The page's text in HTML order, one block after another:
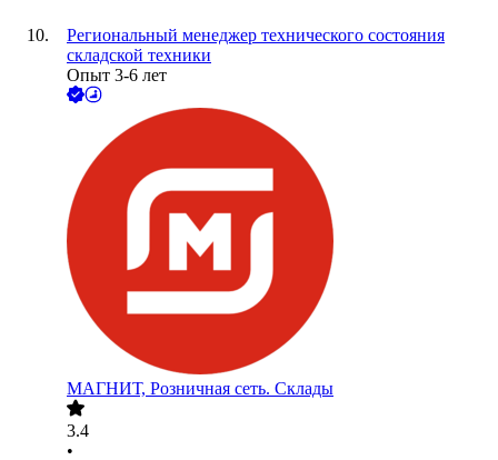
Региональный менеджер технического состояния
складской техники
Опыт 3-6 лет
МАГНИТ, Розничная сеть. Склады
3.4
•